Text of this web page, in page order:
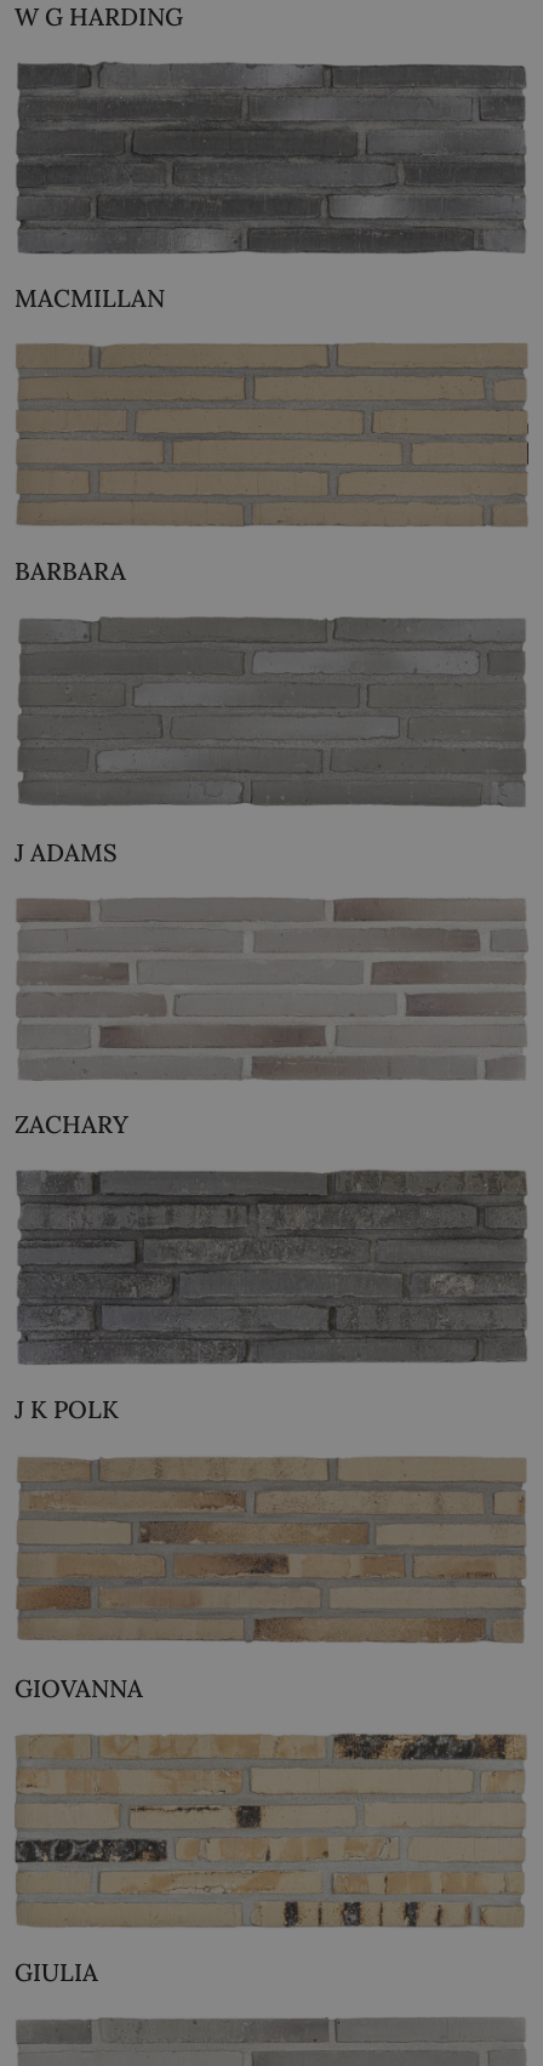
W G HARDING
MACMILLAN
BARBARA
J ADAMS
ZACHARY
J K POLK
GIOVANNA
GIULIA